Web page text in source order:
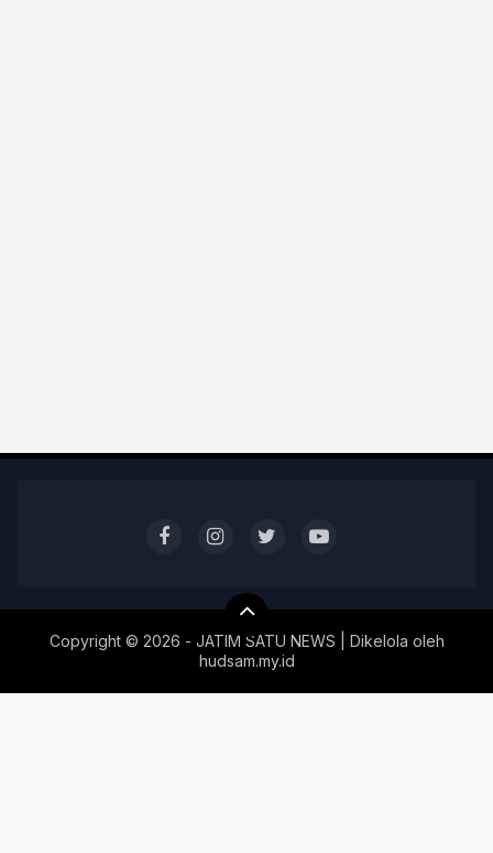
Copyright © 2026 - JATIM SATU NEWS | Dikelola oleh
hudsam.my.id